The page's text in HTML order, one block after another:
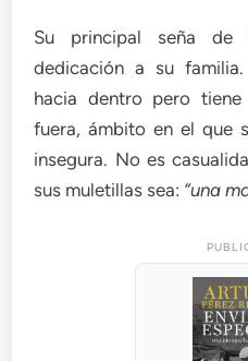
Su principal seña
dedicación a su
hacia dentro pero
fuera, ámbito en el que
insegura. No es
sus muletillas sea: “una